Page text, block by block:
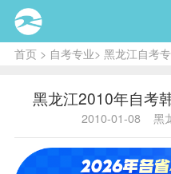
首页> 自考专业> 黑龙江自考
黑龙江2010年自考
2010-01-08 黑